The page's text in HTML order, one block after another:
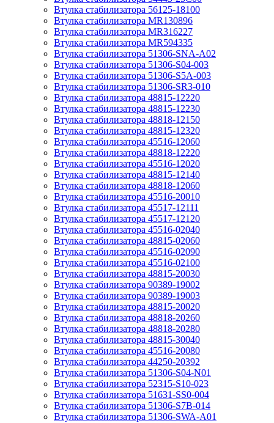
Втулка стабилизатора 56125-18100
Втулка стабилизатора MR130896
Втулка стабилизатора MR316227
Втулка стабилизатора MR594335
Втулка стабилизатора 51306-SNA-A02
Втулка стабилизатора 51306-S04-003
Втулка стабилизатора 51306-S5A-003
Втулка стабилизатора 51306-SR3-010
Втулка стабилизатора 48815-12220
Втулка стабилизатора 48815-12230
Втулка стабилизатора 48818-12150
Втулка стабилизатора 48815-12320
Втулка стабилизатора 45516-12060
Втулка стабилизатора 48818-12220
Втулка стабилизатора 45516-12020
Втулка стабилизатора 48815-12140
Втулка стабилизатора 48818-12060
Втулка стабилизатора 45516-20010
Втулка стабилизатора 45517-12111
Втулка стабилизатора 45517-12120
Втулка стабилизатора 45516-02040
Втулка стабилизатора 48815-02060
Втулка стабилизатора 45516-02090
Втулка стабилизатора 45516-02100
Втулка стабилизатора 48815-20030
Втулка стабилизатора 90389-19002
Втулка стабилизатора 90389-19003
Втулка стабилизатора 48815-20020
Втулка стабилизатора 48818-20260
Втулка стабилизатора 48818-20280
Втулка стабилизатора 48815-30040
Втулка стабилизатора 45516-20080
Втулка стабилизатора 44250-20392
Втулка стабилизатора 51306-S04-N01
Втулка стабилизатора 52315-S10-023
Втулка стабилизатора 51631-SS0-004
Втулка стабилизатора 51306-S7B-014
Втулка стабилизатора 51306-SWA-A01